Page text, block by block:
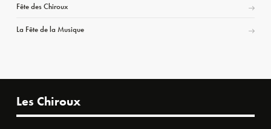
Fête des Chiroux
La Fête de la Musique
Les Chiroux